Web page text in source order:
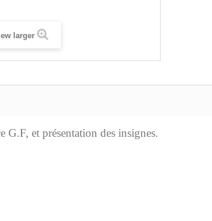
larger
G.F, et présentation des insignes.